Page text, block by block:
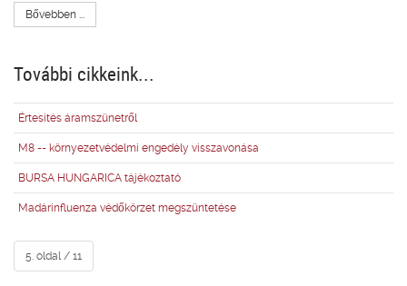
Bővebben ...
További cikkeink...
Értesítés áramszünetről
M8 -- környezetvédelmi engedély visszavonása
BURSA HUNGARICA tájékoztató
Madárinfluenza védőkörzet megszüntetése
5. oldal / 11